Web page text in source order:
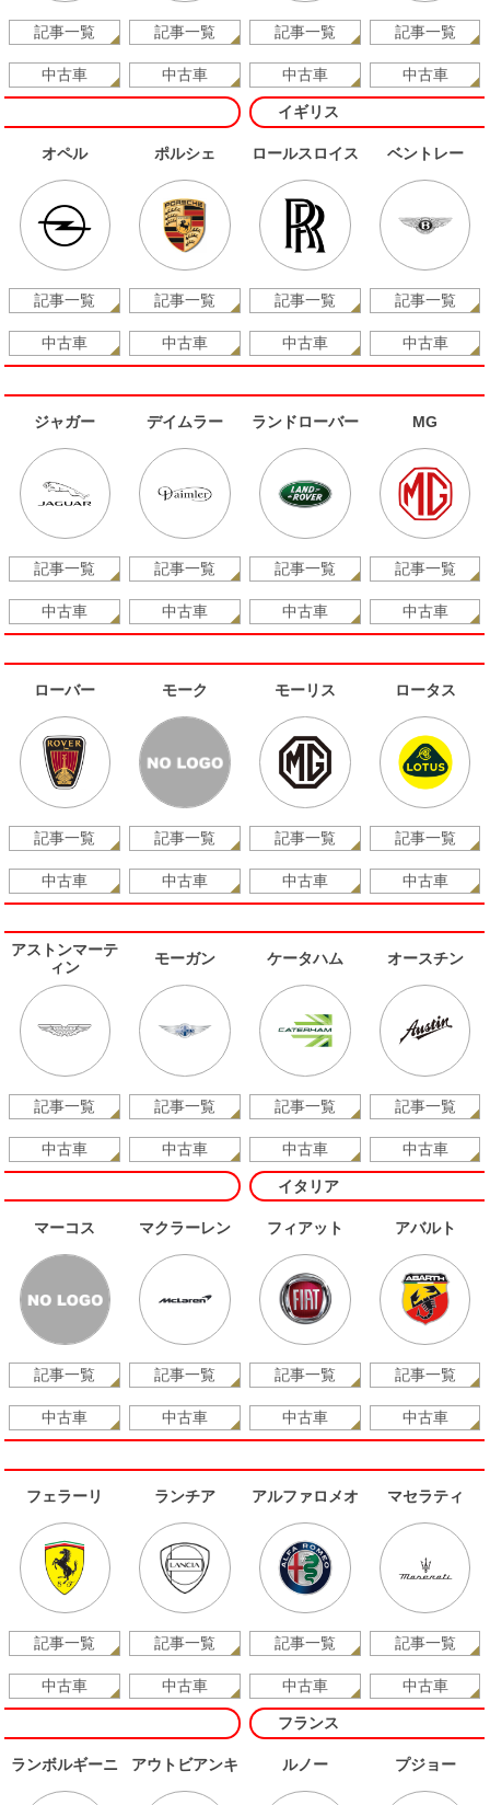
記事一覧
中古車
記事一覧
中古車
記事一覧
中古車
記事一覧
中古車
オペル
記事一覧
中古車
ポルシェ
記事一覧
中古車
イギリス
ロールスロイス
記事一覧
中古車
ベントレー
記事一覧
中古車
ジャガー
記事一覧
中古車
デイムラー
記事一覧
中古車
ランドローバー
記事一覧
中古車
MG
記事一覧
中古車
ローバー
記事一覧
中古車
モーク
記事一覧
中古車
モーリス
記事一覧
中古車
ロータス
記事一覧
中古車
アストンマーテ
ィン
記事一覧
中古車
モーガン
記事一覧
中古車
ケータハム
記事一覧
中古車
オースチン
記事一覧
中古車
マーコス
記事一覧
中古車
マクラーレン
記事一覧
中古車
イタリア
フィアット
記事一覧
中古車
アバルト
記事一覧
中古車
フェラーリ
記事一覧
中古車
ランチア
記事一覧
中古車
アルファロメオ
記事一覧
中古車
マセラティ
記事一覧
中古車
ランボルギーニ アウトビアンキ
フランス
ルノー プジョー